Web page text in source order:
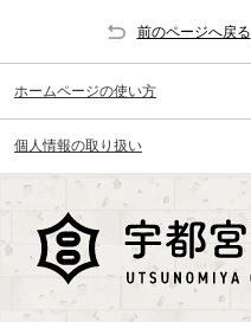
前のページへ戻る
ホームページの使い方
個人情報の取り扱い